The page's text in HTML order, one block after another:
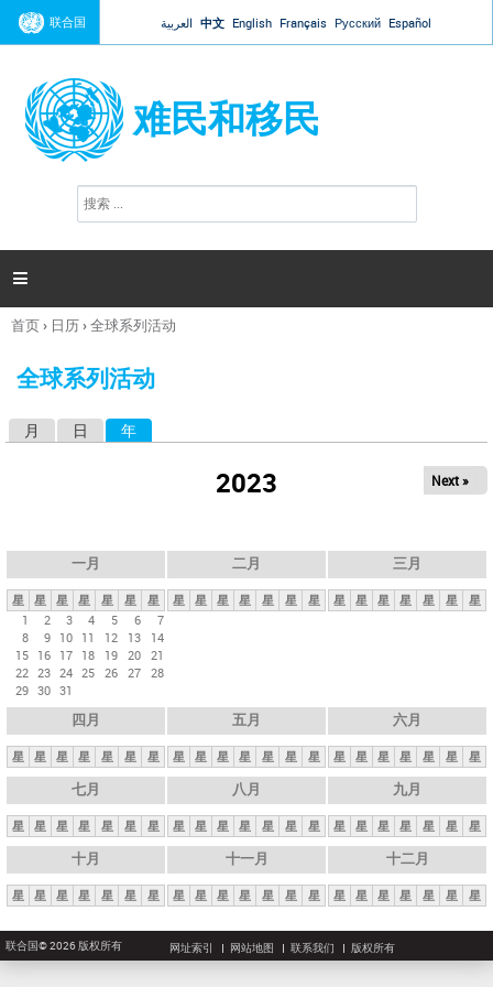
Jump to navigation
联合国 العربية 中文 English Français Русский Español
难民和移民
搜
索

你
这
首页› 日历›全球系列活动
全球系列活动
月 日 年
2023 Next »
一月
星 星 星 星 星 星
星
1
2 3 4 5 6
7
8
9 10 11 12 13
14
15 16 17 18 19 20 21
22 23 24 25 26 27 28
29 30 31
二月
星 星 星 星 星 星 星
三月
星 星 星 星 星 星 星
四月
星 星 星 星 星 星 星
五月
星 星 星 星 星 星 星
六月
星 星 星 星 星 星 星
七月
星 星 星 星 星 星 星
八月
星 星 星 星 星 星 星
九月
星 星 星 星 星 星 星
十月
星 星 星 星 星 星 星
十一月
星 星 星 星 星 星 星
十二月
星 星 星 星 星 星 星
联合国© 2026 版权所有 网址索引 网站地图 联系我们 版权所有